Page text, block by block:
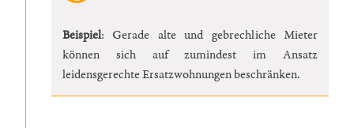
Beispiel: Gerade alte und gebrechliche Mieter
können sich auf zumindest im Ansatz
leidensgerechte Ersatzwohnungen beschränken.